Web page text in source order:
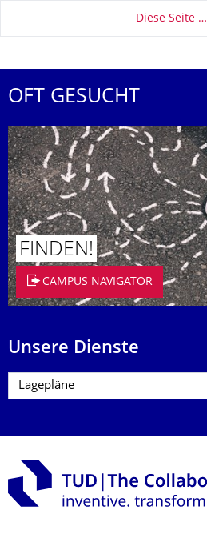
Diese Seite …
OFT GESUCHT
FINDEN!
CAMPUS NAVIGATOR
Unsere Dienste